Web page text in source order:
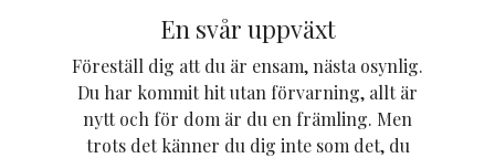
En svår uppväxt
Föreställ dig att du är ensam, nästa osynlig.
Du har kommit hit utan förvarning, allt är
nytt och för dom är du en främling. Men
trots det känner du dig inte som det, du